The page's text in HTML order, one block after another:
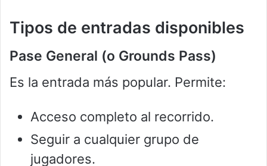
Tipos de entradas disponibles
Pase General (o Grounds Pass)
Es la entrada más popular. Permite:
Acceso completo al recorrido.
Seguir a cualquier grupo de
jugadores.